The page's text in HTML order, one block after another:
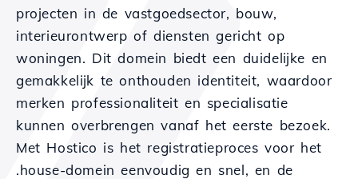
projecten in de vastgoedsector, bouw,
interieurontwerp of diensten gericht op
woningen. Dit domein biedt een duidelijke en
gemakkelijk te onthouden identiteit, waardoor
merken professionaliteit en specialisatie
kunnen overbrengen vanaf het eerste bezoek.
Met Hostico is het registratieproces voor het
.house-domein eenvoudig en snel, en de